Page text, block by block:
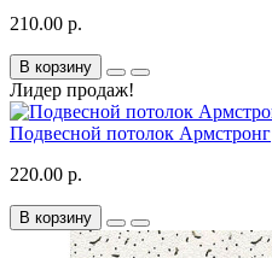
210.00 р.
В корзину
Лидер продаж!
Подвесной потолок Армстронг
220.00 р.
В корзину